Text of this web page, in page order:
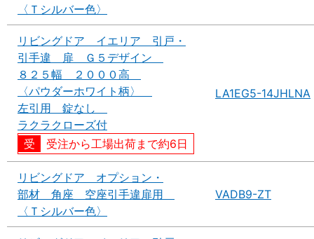
〈Ｔシルバー色〉
リビングドア イエリア 引戸・
引手違 扉 Ｇ５デザイン
８２５幅 ２０００高
〈パウダーホワイト柄〉
左引用 錠なし
ラクラクローズ付
受注から工場出荷まで約6日
LA1EG5-14JHLNA
リビングドア オプション・
部材 角座 空座引手違扉用
〈Ｔシルバー色〉
VADB9-ZT